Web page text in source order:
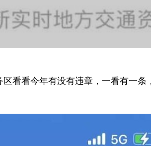
看看今年有没有违章，一看有一条